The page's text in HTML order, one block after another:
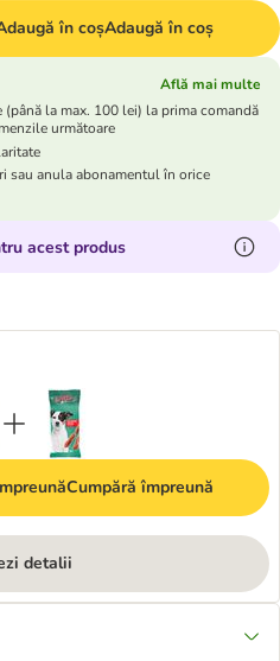
în coșAdaugă în coș
Află mai multe
la max. 100 lei) la prima comandă
următoare
sau anula abonamentul în orice
acest produs
Cumpără împreună
detalii